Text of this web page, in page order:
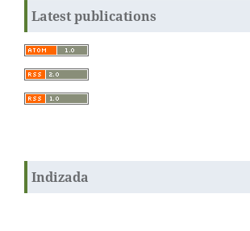
Latest publications
Indizada